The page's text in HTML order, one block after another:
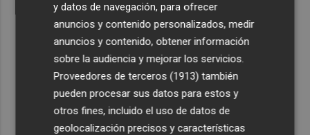
Recibe toda la actualidad de
Plaza Podcast en tu correo
Quiero suscribirme
y datos de navegación, para ofrecer
anuncios y contenido personalizados, medir
anuncios y contenido, obtener información
sobre la audiencia y mejorar los servicios.
Proveedores de terceros (1913) también
pueden procesar sus datos para estos y
otros fines, incluido el uso de datos de
geolocalización precisos y características